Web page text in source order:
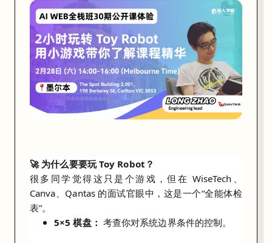
🚀 为什么要要玩 Toy Robot？
很多同学觉得这只是个游戏，但在 WiseTech、
Canva、Qantas 的面试官眼中，这是一个“全能体检
表”。
5×5 棋盘： 考查你对系统边界条件的控制。